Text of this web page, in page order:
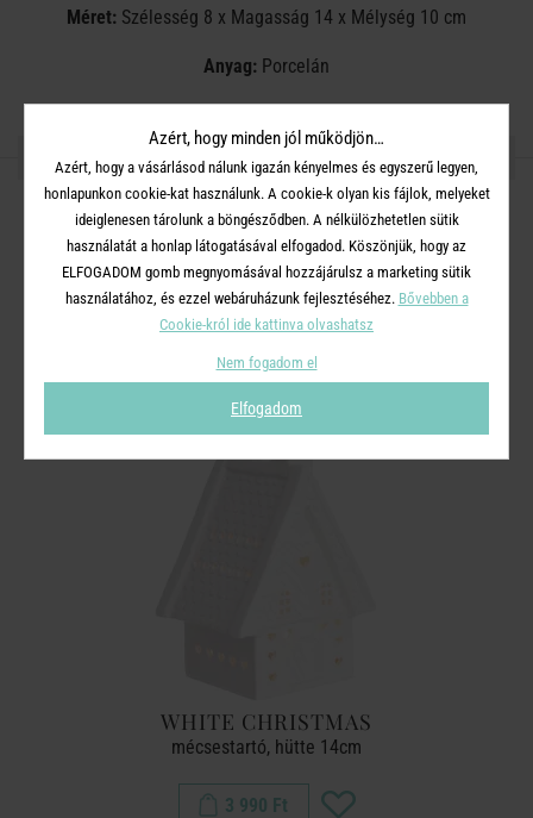
Méret: Szélesség 8 x Magasság 14 x Mélység 10 cm
Anyag: Porcelán
OSZD MEG MÁSOKKAL!
A TERMÉKCSALÁD TOVÁBBI
TERMÉKEI
WHITE CHRISTMAS
mécsestartó, hütte 14cm
3 990 Ft
Azért, hogy minden jól működjön…
Azért, hogy a vásárlásod nálunk igazán kényelmes és egyszerű legyen,
honlapunkon cookie-kat használunk. A cookie-k olyan kis fájlok, melyeket
ideiglenesen tárolunk a böngésződben. A nélkülözhetetlen sütik
használatát a honlap látogatásával elfogadod. Köszönjük, hogy az
ELFOGADOM gomb megnyomásával hozzájárulsz a marketing sütik
használatához, és ezzel webáruházunk fejlesztéséhez. Bővebben a
Cookie-król ide kattinva olvashatsz
Nem fogadom el
Elfogadom